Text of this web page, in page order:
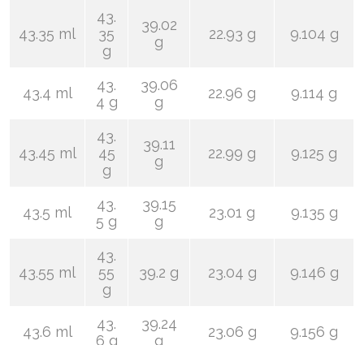
43.35 ml
43.
35
g
39.02
g
22.93 g 9.104 g
43.4 ml
43.
4 g
39.06
g
22.96 g 9.114 g
43.45 ml
43.
45
g
39.11
g
22.99 g 9.125 g
43.5 ml
43.
5 g
39.15
g
23.01 g 9.135 g
43.55 ml
43.
55
g
39.2 g 23.04 g 9.146 g
43.6 ml
43.
6 g
39.24
g
23.06 g 9.156 g